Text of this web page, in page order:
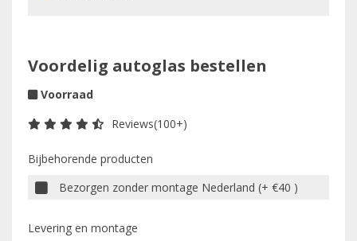
Voordelig autoglas bestellen
Voorraad
Reviews(100+)
Bijbehorende producten
Bezorgen zonder montage Nederland (+ €40 )
Levering en montage